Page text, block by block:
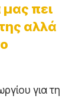
πει
αλλά
για τη